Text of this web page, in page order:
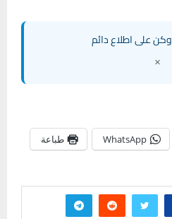
وكن على اطلاع دائم
×
WhatsApp طباعة